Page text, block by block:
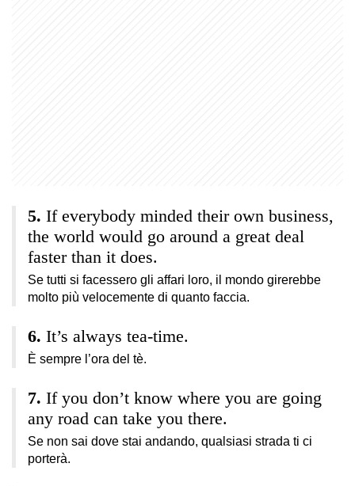
If everybody minded their own business,
the world would go around a great deal
faster than it does.
Se tutti si facessero gli affari loro, il mondo girerebbe
molto più velocemente di quanto faccia.
It’s always tea-time.
È sempre l’ora del tè.
If you don’t know where you are going
any road can take you there.
Se non sai dove stai andando, qualsiasi strada ti ci
porterà.